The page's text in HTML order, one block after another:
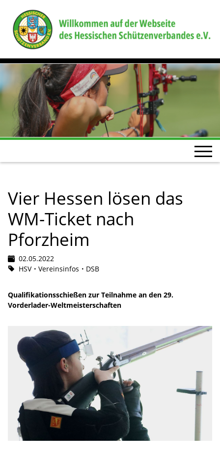
Vier Hessen lösen das
WM-Ticket nach
Pforzheim
02.05.2022
HSV
Vereinsinfos DSB
Qualifikationsschießen zur Teilnahme an den 29.
Vorderlader-Weltmeisterschaften